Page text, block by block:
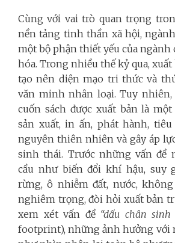
Cùng với vai trò quan trọng
nền tảng tinh thần xã hội,
một bộ phận thiết yếu của
hóa. Trong nhiều thế kỷ qua,
tạo nên diện mạo tri thức và
văn minh nhân loại. Tuy nhiên,
cuốn sách được xuất bản là
sản xuất, in ấn, phát hành,
nguyên thiên nhiên và gây áp
sinh thái. Trước những vấn đề
cầu như biến đổi khí hậu, suy
rừng, ô nhiễm đất, nước, không
nghiêm trọng, đòi hỏi xuất bản
xem xét vấn đề “dấu chân sinh
footprint), những ảnh hưởng với